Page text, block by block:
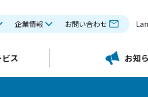
企業情報 お問い合わせ
ス お知